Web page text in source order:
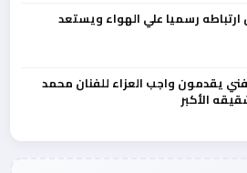
رسميا علي الهواء ويستعد
يقدمون واجب العزاء للفنان محمد
الأكبر